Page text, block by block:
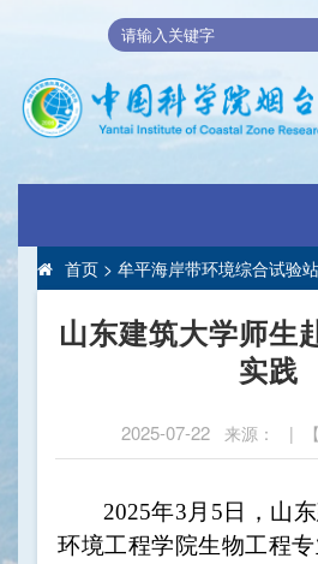
首页 > 牟平海岸带环境综合试验站
山东建筑大学师生
实践
2025-07-22 来源： | 【
2025年3月5日，山
环境工程学院生物工程